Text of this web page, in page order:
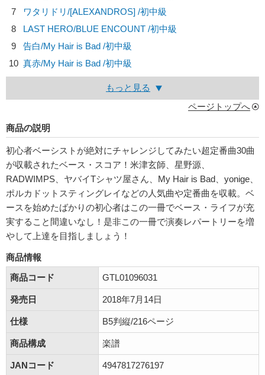
7
ワタリドリ/[ALEXANDROS] /初中級
8
LAST HERO/BLUE ENCOUNT /初中級
9
告白/My Hair is Bad /初中級
10 真赤/My Hair is Bad /初中級
もっと見る
ページトップへ
商品の説明
初心者ベーシストが絶対にチャレンジしてみたい超定番曲30曲
が収載されたベース・スコア！米津玄師、星野源、
RADWIMPS、ヤバイTシャツ屋さん、My Hair is Bad、yonige、
ポルカドットスティングレイなどの人気曲や定番曲を収載。ベ
ースを始めたばかりの初心者はこの一冊でベース・ライフが充
実すること間違いなし！是非この一冊で演奏レパートリーを増
やして上達を目指しましょう！
商品情報
商品コード
GTL01096031
発売日 2018年7月14日
仕様 B5判縦/216ページ
商品構成 楽譜
JANコード 4947817276197